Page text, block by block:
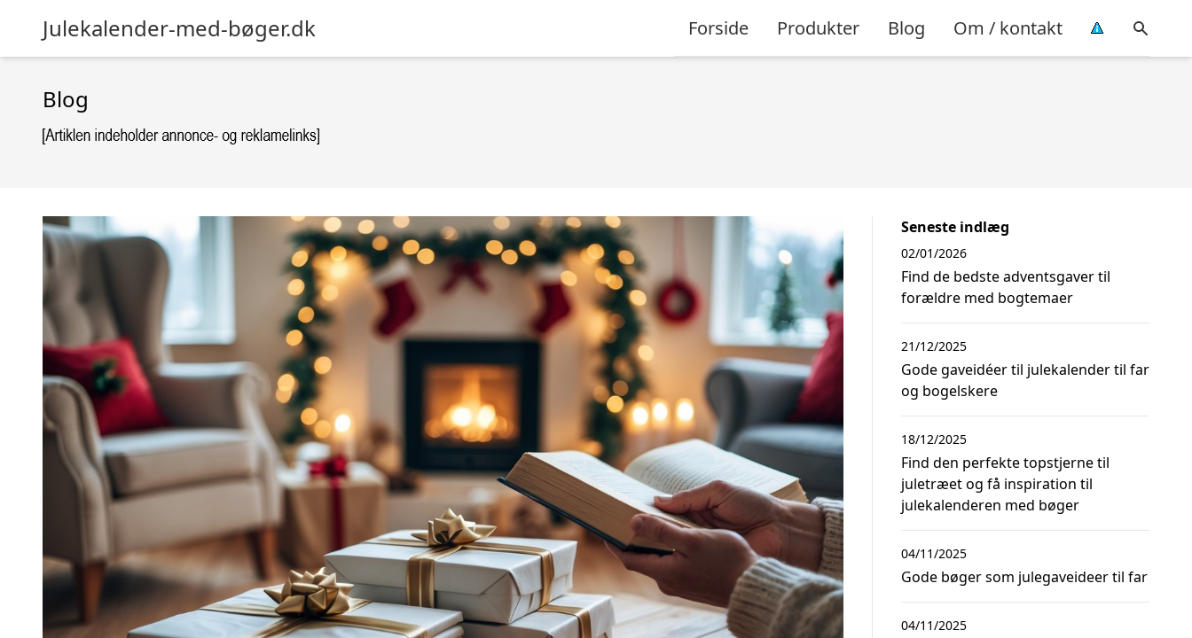
Julekalender-med-bøger.dk Forside Produkter Blog Om / kontakt
Blog
Seneste indlæg
Find de bedste adventsgaver til
forældre med bogtemaer
02/01/2026
Gode gaveidéer til julekalender til far
og bogelskere
21/12/2025
Find den perfekte topstjerne til
juletræet og få inspiration til
julekalenderen med bøger
18/12/2025
Gode bøger som julegaveideer til far
04/11/2025
04/11/2025